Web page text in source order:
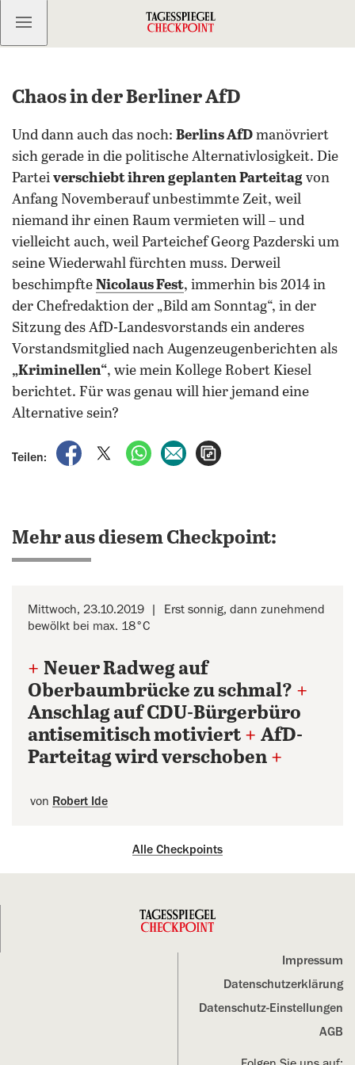
Kostenlos anmelden
Chaos in der Berliner AfD
Und dann auch das noch: Berlins AfD manövriert
sich gerade in die politische Alternativlosigkeit. Die
Partei verschiebt ihren geplanten Parteitag von
Anfang Novemberauf unbestimmte Zeit, weil
niemand ihr einen Raum vermieten will – und
vielleicht auch, weil Parteichef Georg Pazderski um
seine Wiederwahl fürchten muss. Derweil
beschimpfte Nicolaus Fest, immerhin bis 2014 in
der Chefredaktion der „Bild am Sonntag“, in der
Sitzung des AfD-Landesvorstands ein anderes
Vorstandsmitglied nach Augenzeugenberichten als
„Kriminellen“, wie mein Kollege Robert Kiesel
berichtet. Für was genau will hier jemand eine
Alternative sein?
Teilen:
auf Facebook teilen
auf X teilenper WhatsApp teilen
per E-Mail teilen
Mehr aus diesem Checkpoint:
Mittwoch, 23.10.2019
Erst sonnig, dann zunehmend
bewölkt bei max. 18°C
+ Neuer Radweg auf
Oberbaumbrücke zu schmal? +
Anschlag auf CDU-Bürgerbüro
antisemitisch motiviert + AfD-
Parteitag wird verschoben +
von Robert Ide
Alle Checkpoints
Impressum
Datenschutz­erklärung
Datenschutz-Einstellungen
AGB